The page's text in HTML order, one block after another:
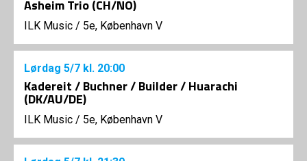
Asheim Trio (CH/NO)
ILK Music / 5e, København V
Lørdag 5/7 kl. 20:00
Kadereit / Buchner / Builder / Huarachi
(DK/AU/DE)
ILK Music / 5e, København V